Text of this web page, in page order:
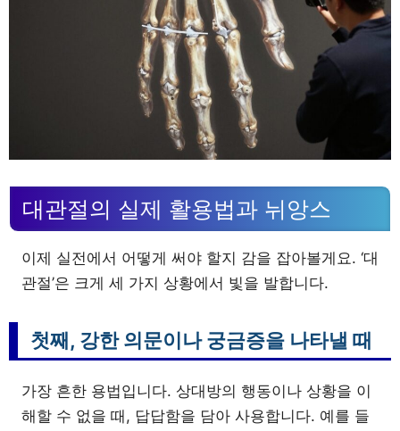
대관절의 실제 활용법과 뉘앙스
이제 실전에서 어떻게 써야 할지 감을 잡아볼게요. ‘대
관절’은 크게 세 가지 상황에서 빛을 발합니다.
첫째, 강한 의문이나 궁금증을 나타낼 때
가장 흔한 용법입니다. 상대방의 행동이나 상황을 이
해할 수 없을 때, 답답함을 담아 사용합니다. 예를 들